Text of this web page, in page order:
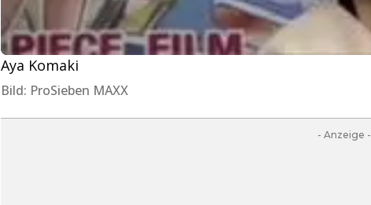
Aya Komaki
Bild: ProSieben MAXX
- Anzeige -